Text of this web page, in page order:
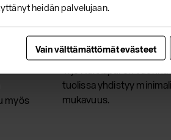
heidän palvelujaan.
Vain välttämättömät evästeet
myös
28.5.2019
Remmi-tuoli
tuolissa yhdistyy
mukavuus.